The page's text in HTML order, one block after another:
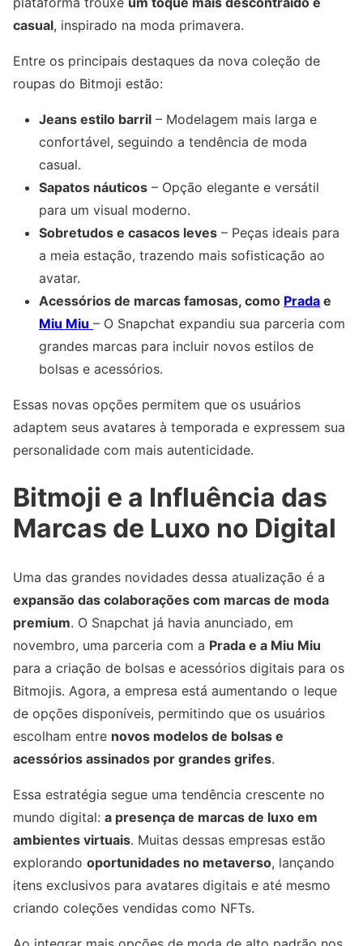
casual, inspirado na moda primavera.
Entre os principais destaques da nova coleção de
roupas do Bitmoji estão:
Jeans estilo barril – Modelagem mais larga e
confortável, seguindo a tendência de moda
casual.
Sapatos náuticos – Opção elegante e versátil
para um visual moderno.
Sobretudos e casacos leves – Peças ideais para
a meia estação, trazendo mais sofisticação ao
avatar.
Acessórios de marcas famosas, como Prada e
Miu Miu – O Snapchat expandiu sua parceria com
grandes marcas para incluir novos estilos de
bolsas e acessórios.
Essas novas opções permitem que os usuários
adaptem seus avatares à temporada e expressem sua
personalidade com mais autenticidade.
Bitmoji e a Influência das
Marcas de Luxo no Digital
Uma das grandes novidades dessa atualização é a
expansão das colaborações com marcas de moda
premium. O Snapchat já havia anunciado, em
novembro, uma parceria com a Prada e a Miu Miu
para a criação de bolsas e acessórios digitais para os
Bitmojis. Agora, a empresa está aumentando o leque
de opções disponíveis, permitindo que os usuários
escolham entre novos modelos de bolsas e
acessórios assinados por grandes grifes.
Essa estratégia segue uma tendência crescente no
mundo digital: a presença de marcas de luxo em
ambientes virtuais. Muitas dessas empresas estão
explorando oportunidades no metaverso, lançando
itens exclusivos para avatares digitais e até mesmo
criando coleções vendidas como NFTs.